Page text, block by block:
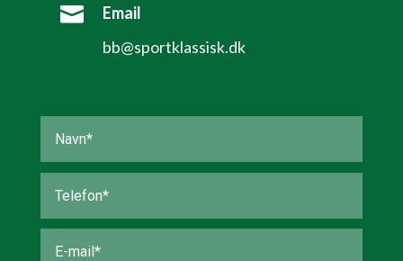

Email
bb@sportklassisk.dk